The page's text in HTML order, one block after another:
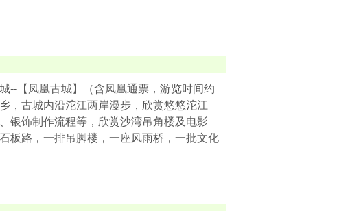
--【凤凰古城】（含凤凰通票，游览时间约
，古城内沿沱江两岸漫步，欣赏悠悠沱江
银饰制作流程等，欣赏沙湾吊角楼及电影
板路，一排吊脚楼，一座风雨桥，一批文化